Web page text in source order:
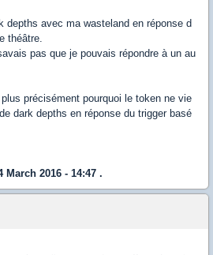
depths avec ma wasteland en réponse d
théâtre.
pas que je pouvais répondre à un au
précisément pourquoi le token ne vie
dark depths en réponse du trigger basé
2016 - 14:47 .